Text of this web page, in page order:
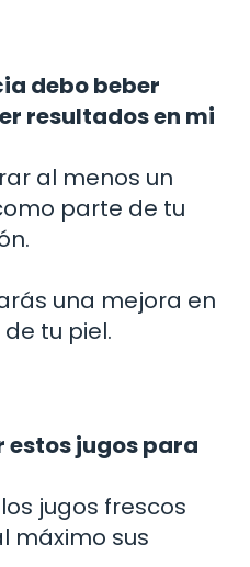
debo beber
resultados en mi
al menos un
parte de tu
una mejora en
tu piel.
estos jugos para
jugos frescos
máximo sus